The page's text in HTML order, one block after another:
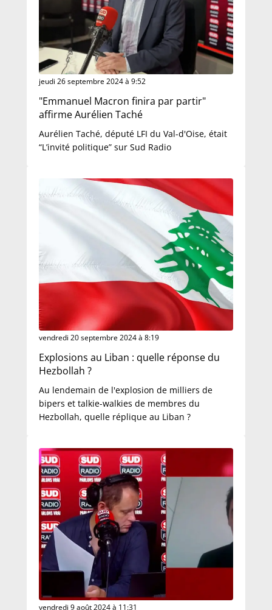
jeudi 26 septembre 2024 à 9:52
"Emmanuel Macron finira par partir"
affirme Aurélien Taché
Aurélien Taché, député LFI du Val-d'Oise, était
“L’invité politique” sur Sud Radio
vendredi 20 septembre 2024 à 8:19
Explosions au Liban : quelle réponse du
Hezbollah ?
Au lendemain de l'explosion de milliers de
bipers et talkie-walkies de membres du
Hezbollah, quelle réplique au Liban ?
vendredi 9 août 2024 à 11:31